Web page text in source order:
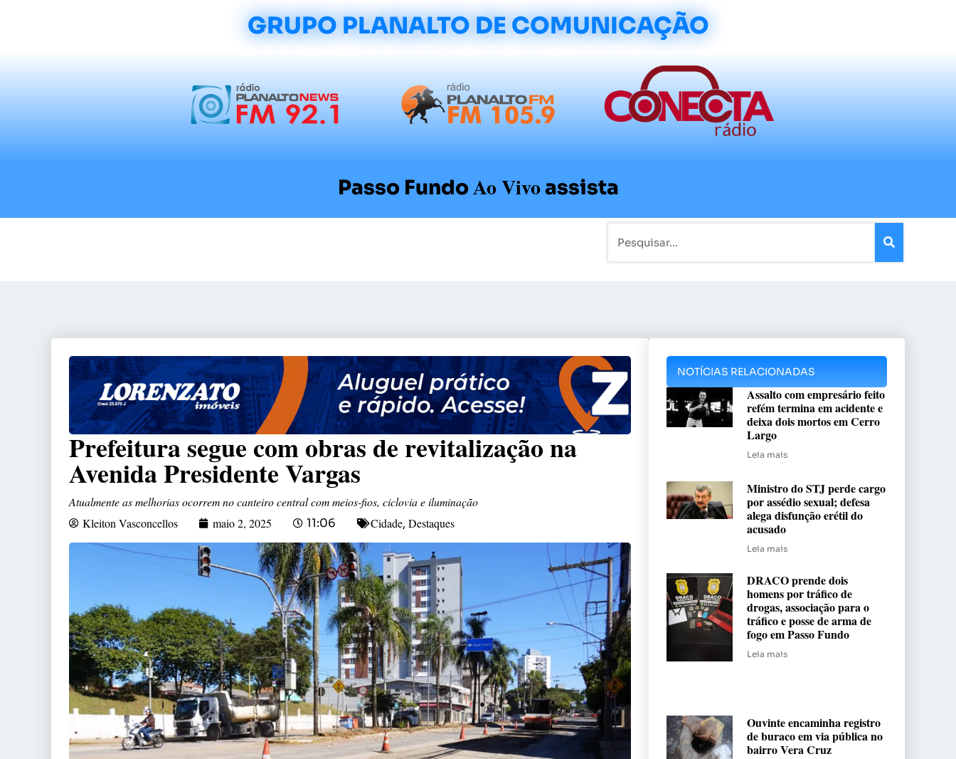
GRUPO PLANALTO DE COMUNICAÇÃO
Passo FundoAo Vivoassista
Prefeitura segue com obras de revitalização na
Avenida Presidente Vargas
Atualmente as melhorias ocorrem no canteiro central com meios-fios, ciclovia e iluminação
Kleiton Vasconcellos
maio 2, 2025 11:06 Cidade, Destaques
NOTÍCIAS RELACIONADAS
Assalto com empresário feito
refém termina em acidente e
deixa dois mortos em Cerro
Largo
Leia mais
Ministro do STJ perde cargo
por assédio sexual; defesa
alega disfunção erétil do
acusado
Leia mais
DRACO prende dois
homens por tráfico de
drogas, associação para o
tráfico e posse de arma de
fogo em Passo Fundo
Leia mais
Ouvinte encaminha registro
de buraco em via pública no
bairro Vera Cruz